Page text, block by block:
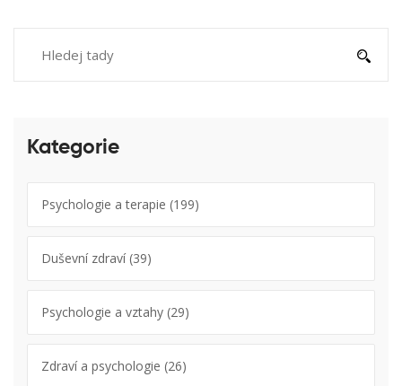
Kategorie
Psychologie a terapie (199)
Duševní zdraví(39)
Psychologie a vztahy (29)
Zdraví a psychologie (26)